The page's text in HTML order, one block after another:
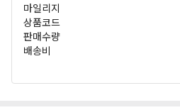
마일리지
상품코드
판매수량
배송비